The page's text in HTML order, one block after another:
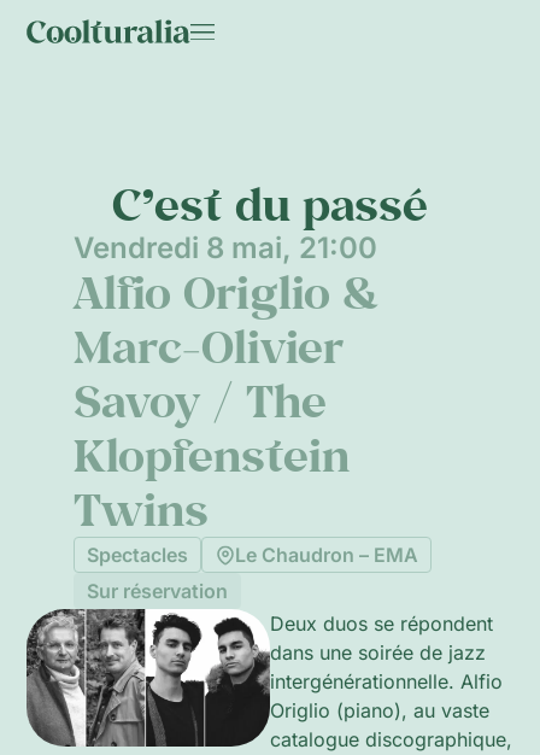
C’est du passé
Vendredi 8 mai, 21:00
Alfio Origlio &
Marc‑Olivier
Savoy / The
Klopfenstein
Twins
Spectacles
Le Chaudron – EMA
Sur réservation
Deux duos se répondent
dans une soirée de jazz
intergénérationnelle. Alfio
Origlio (piano), au vaste
catalogue discographique,